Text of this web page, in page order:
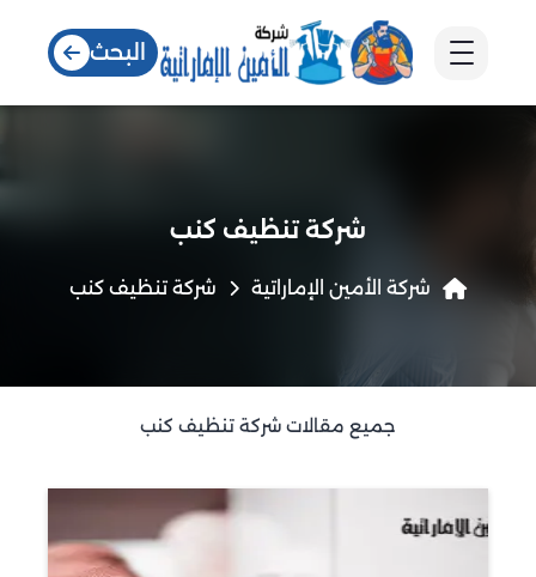
البحث
شركة تنظيف كنب
شركة الأمين الإماراتية شركة تنظيف كنب
جميع مقالات شركة تنظيف كنب